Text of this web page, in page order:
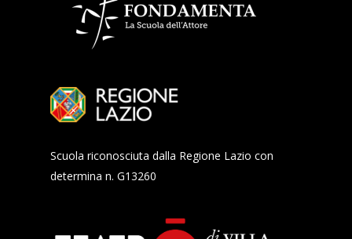
Scuola riconosciuta dalla Regione Lazio con
determina n. G13260